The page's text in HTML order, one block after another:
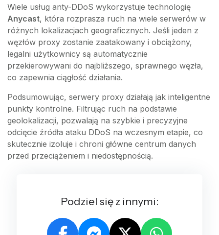
Wiele usług anty-DDoS wykorzystuje technologię
Anycast, która rozprasza ruch na wiele serwerów w
różnych lokalizacjach geograficznych. Jeśli jeden z
węzłów proxy zostanie zaatakowany i obciążony,
legalni użytkownicy są automatycznie
przekierowywani do najbliższego, sprawnego węzła,
co zapewnia ciągłość działania.
Podsumowując, serwery proxy działają jak inteligentne
punkty kontrolne. Filtrując ruch na podstawie
geolokalizacji, pozwalają na szybkie i precyzyjne
odcięcie źródła ataku DDoS na wczesnym etapie, co
skutecznie izoluje i chroni główne centrum danych
przed przeciążeniem i niedostępnością.
Podziel się z innymi: